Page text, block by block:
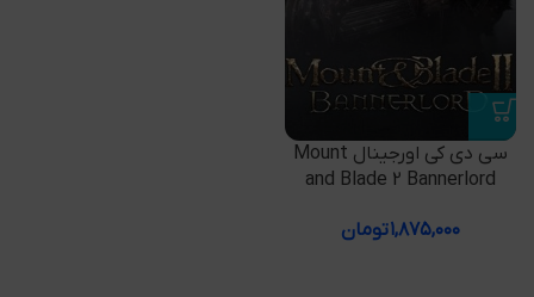
سی دی کی اورجینال Mount
and Blade 2 Bannerlord
۱,۸۷۵,۰۰۰تومان